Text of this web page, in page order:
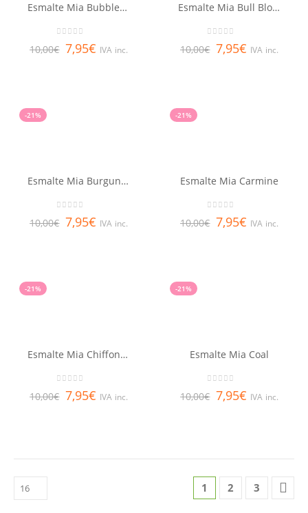
Esmalte Mia Bubblegum
out of 5
10,00€ 7,95€ IVA inc.
Esmalte Mia Bull Blood
out of 5
10,00€ 7,95€ IVA inc.
-21%
Esmalte Mia Burgundy
out of 5
10,00€ 7,95€ IVA inc.
-21%
Esmalte Mia Carmine
out of 5
10,00€ 7,95€ IVA inc.
-21%
Esmalte Mia Chiffon Peony
10,00€ 7,95€ IVA inc.
-21%
Esmalte Mia Coal
10,00€ 7,95€ IVA inc.
1 2 3